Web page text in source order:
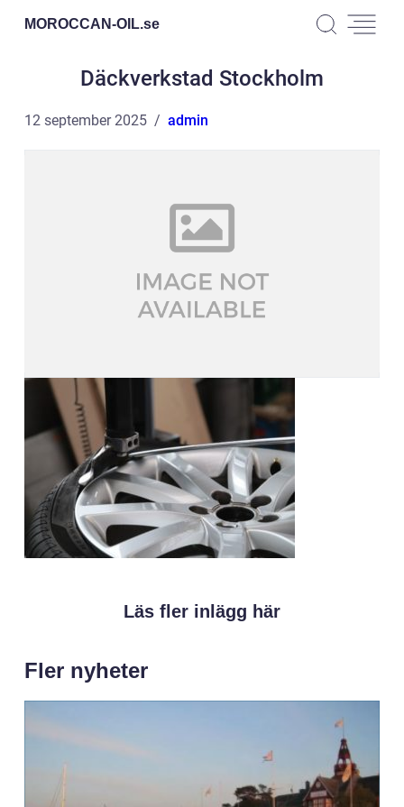
MOROCCAN-OIL.se
Däckverkstad Stockholm
12 september 2025 admin
Läs fler inlägg här
Fler nyheter